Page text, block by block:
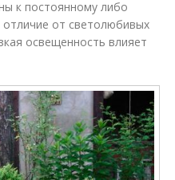
к постоянному либо
от светолюбивых
освещенность влияет